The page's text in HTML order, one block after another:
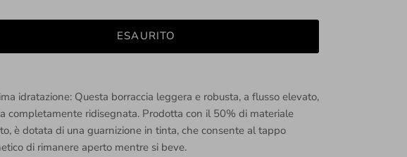
ESAURITO
idratazione: Questa borraccia leggera e robusta, a flusso elevato,
completamente ridisegnata. Prodotta con il 50% di materiale
è dotata di una guarnizione in tinta, che consente al tappo
di rimanere aperto mentre si beve.